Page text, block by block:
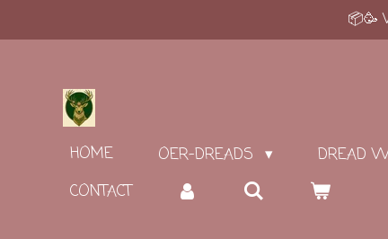
hoofdinhoud
📦🥳
HOME OER-DREADS DREAD
CONTACT